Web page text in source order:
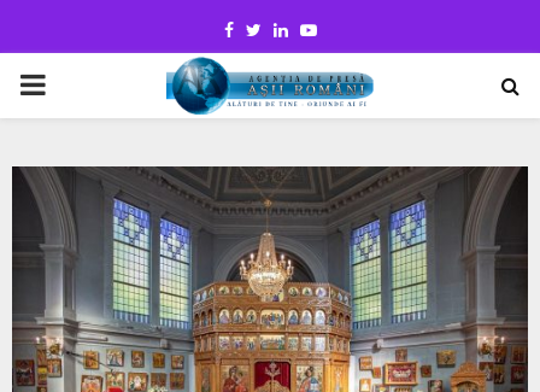
Facebook
TwitterLinkedinYoutube
PRIMARY